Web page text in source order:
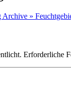
»
Erforderliche